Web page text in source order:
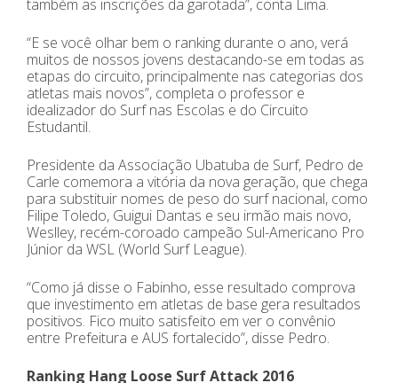
também as inscrições da garotada”, conta Lima.
“E se você olhar bem o ranking durante o ano, verá
muitos de nossos jovens destacando-se em todas as
etapas do circuito, principalmente nas categorias dos
atletas mais novos”, completa o professor e
idealizador do Surf nas Escolas e do Circuito
Estudantil.
Presidente da Associação Ubatuba de Surf, Pedro de
Carle comemora a vitória da nova geração, que chega
para substituir nomes de peso do surf nacional, como
Filipe Toledo, Guigui Dantas e seu irmão mais novo,
Weslley, recém-coroado campeão Sul-Americano Pro
Júnior da WSL (World Surf League).
“Como já disse o Fabinho, esse resultado comprova
que investimento em atletas de base gera resultados
positivos. Fico muito satisfeito em ver o convênio
entre Prefeitura e AUS fortalecido”, disse Pedro.
Ranking Hang Loose Surf Attack 2016